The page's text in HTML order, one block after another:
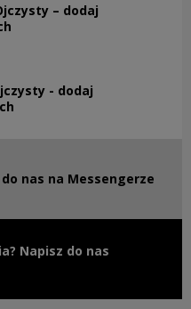
– dodaj
w nowym oknie
- dodaj
otwarty w nowym oknie
nas na Messengerze
w nowym oknie
Napisz do nas